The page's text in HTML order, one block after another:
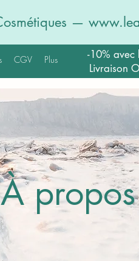
—
-10% avec
Livraison
CGV Plus
À propos